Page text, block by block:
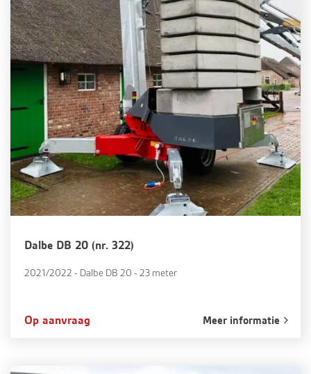
Dalbe DB 20 (nr. 322)
2021/2022 - Dalbe DB 20 - 23 meter
Op aanvraag Meer informatie